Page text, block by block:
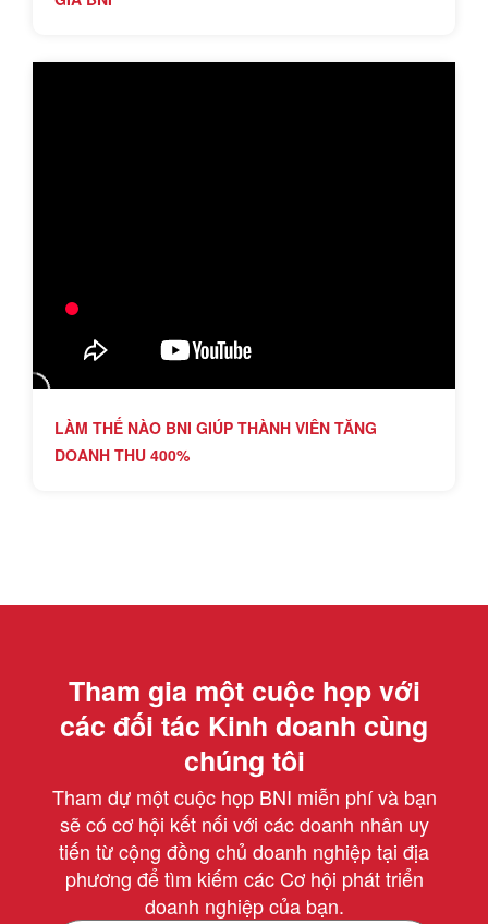
LÀM THẾ NÀO BNI GIÚP THÀNH VIÊN TĂNG
DOANH THU 400%
Tham gia một cuộc họp với
các đối tác Kinh doanh cùng
chúng tôi
Tham dự một cuộc họp BNI miễn phí và bạn
sẽ có cơ hội kết nối với các doanh nhân uy
tiến từ cộng đồng chủ doanh nghiệp tại địa
phương để tìm kiếm các Cơ hội phát triển
doanh nghiệp của bạn.